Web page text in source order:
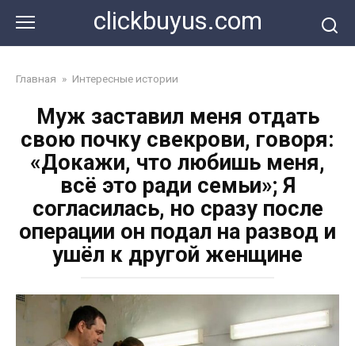
контенту
clickbuyus.com
Главная » Интересные истории
Муж заставил меня отдать
свою почку свекрови, говоря:
«Докажи, что любишь меня,
всё это ради семьи»; Я
согласилась, но сразу после
операции он подал на развод и
ушёл к другой женщине